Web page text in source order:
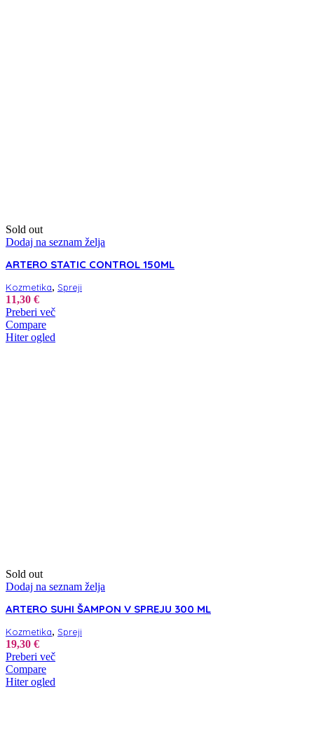
Sold out
Dodaj na seznam želja
ARTERO STATIC CONTROL 150ML
Kozmetika, Spreji
11,30 €
Preberi več
Compare
Hiter ogled
Sold out
Dodaj na seznam želja
ARTERO SUHI ŠAMPON V SPREJU 300 ML
Kozmetika, Spreji
19,30 €
Preberi več
Compare
Hiter ogled